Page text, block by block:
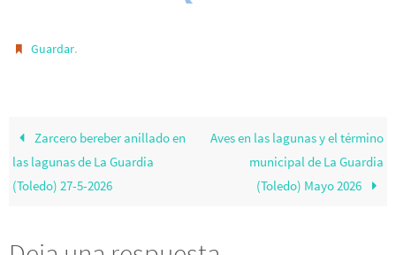
Guardar.
Zarcero bereber anillado en
las lagunas de La Guardia
(Toledo) 27-5-2026
Aves en las lagunas y el término
municipal de La Guardia
(Toledo) Mayo 2026